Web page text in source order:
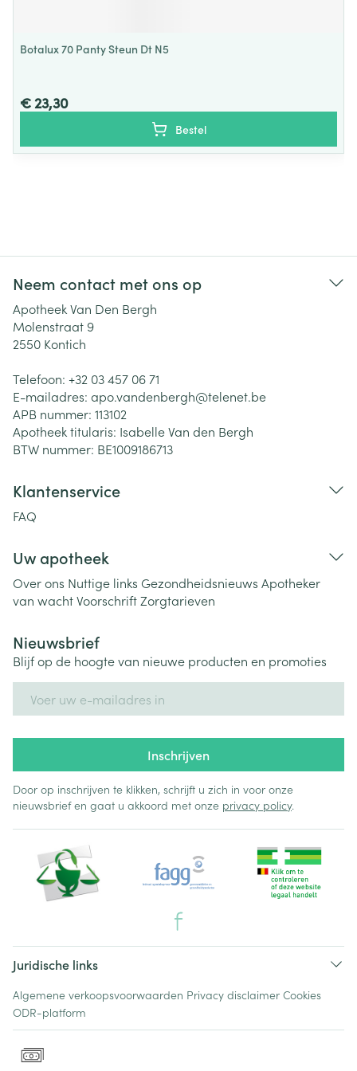
Botalux 70 Panty Steun Dt N5
€ 23,30
Bestel
Neem contact met ons op
Apotheek Van Den Bergh
Molenstraat 9
2550 Kontich
Telefoon: +32 03 457 06 71
E-mailadres: apo.vandenbergh@telenet.be
APB nummer: 113102
Apotheek titularis: Isabelle Van den Bergh
BTW nummer: BE1009186713
Klantenservice
FAQ
Uw apotheek
Over ons Nuttige links Gezondheidsnieuws Apotheker
van wachtVoorschriftZorgtarieven
Nieuwsbrief
Blijf op de hoogte van nieuwe producten en promoties
Inschrijven
Door op inschrijven te klikken, schrijft u zich in voor onze
nieuwsbrief en gaat u akkoord met onze privacy policy.
Juridische links
Algemene verkoopsvoorwaarden Privacy disclaimer Cookies
ODR-platform